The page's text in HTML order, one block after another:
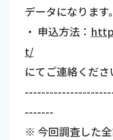
データになります。
・ 申込方法：
t/
にてご連絡くださ
-------
※ 今回調査した